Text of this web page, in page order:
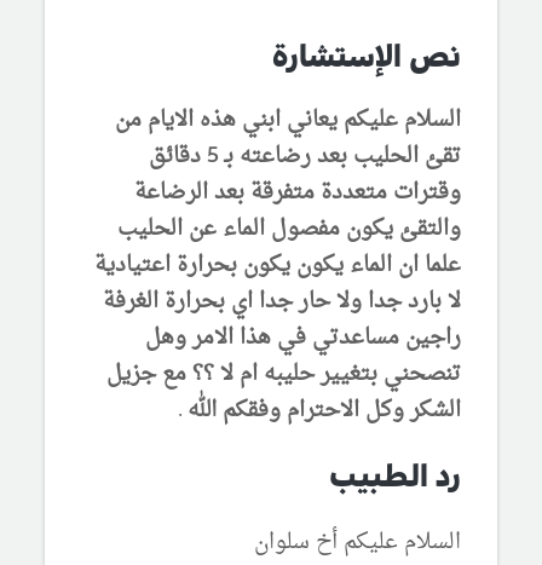
نص الإستشارة
السلام عليكم يعاني ابني هذه الايام من
تقئ الحليب بعد رضاعته بـ 5 دقائق
وقترات متعددة متفرقة بعد الرضاعة
والتقئ يكون مفصول الماء عن الحليب
علما ان الماء يكون يكون بحرارة اعتيادية
لا بارد جدا ولا حار جدا اي بحرارة الغرفة
راجين مساعدتي في هذا الامر وهل
تنصحني بتغيير حليبه ام لا ؟؟ مع جزيل
الشكر وكل الاحترام وفقكم الله .
رد الطبيب
السلام عليكم أخ سلوان